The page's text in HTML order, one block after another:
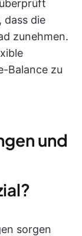
dass die
zunehmen.
Balance zu
und
sorgen